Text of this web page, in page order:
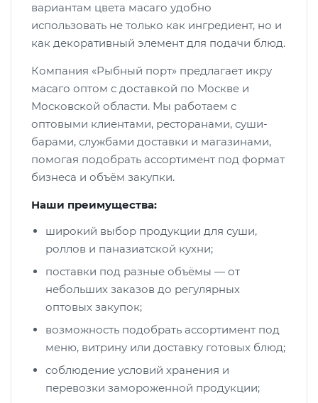
вариантам цвета масаго удобно
использовать не только как ингредиент, но и
как декоративный элемент для подачи блюд.
Компания «Рыбный порт» предлагает икру
масаго оптом с доставкой по Москве и
Московской области. Мы работаем с
оптовыми клиентами, ресторанами, суши-
барами, службами доставки и магазинами,
помогая подобрать ассортимент под формат
бизнеса и объём закупки.
Наши преимущества:
широкий выбор продукции для суши,
роллов и паназиатской кухни;
поставки под разные объёмы — от
небольших заказов до регулярных
оптовых закупок;
возможность подобрать ассортимент под
меню, витрину или доставку готовых блюд;
соблюдение условий хранения и
перевозки замороженной продукции;